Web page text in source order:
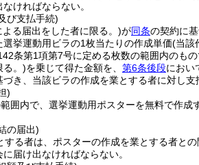
ければならない。
び支払手続)
よる届出をした者に限る。)が同条の契約に
挙運動用ビラの1枚当たりの作成単価(当該
条第1項第7号に定める枚数の範囲内のも
る。)を乗じて得た金額を、 第6条後段におい
き、当該ビラの作成を業とする者に対し支
)
囲内で、選挙運動用ポスターを無料で作成
の届出)
する者は、ポスターの作成を業とする者と
届け出なければならない。